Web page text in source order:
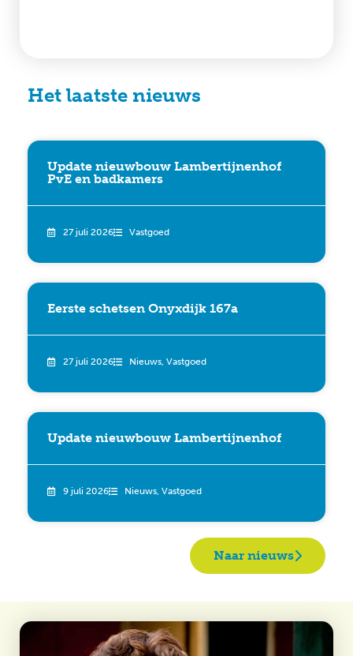
Het laatste nieuws
Update nieuwbouw Lambertijnenhof
PvE en badkamers
27 juli 2026 Vastgoed
Eerste schetsen Onyxdijk 167a
27 juli 2026 Nieuws, Vastgoed
Update nieuwbouw Lambertijnenhof
9 juli 2026 Nieuws, Vastgoed
Naar nieuws